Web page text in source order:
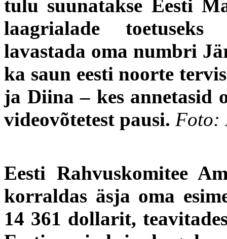
tulu suunatakse Eesti
laagrialade
lavastada oma numbri
ka saun eesti noorte
ja Diina – kes annetasid
videovõtetest pausi. Foto:
Eesti Rahvuskomitee
korraldas äsja oma
14 361 dollarit,